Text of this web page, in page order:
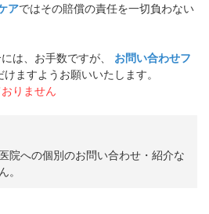
アではその賠償の責任を一切負わない
は、お手数ですが、
お問い合わせフ
ますようお願いいたします。
りません
院への個別のお問い合わせ・紹介な
。